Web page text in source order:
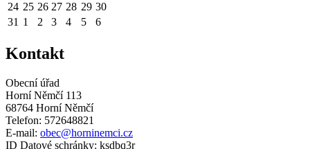
24 25 26 27 28 29 30
31 1 2 3 4 5 6
Kontakt
Obecní úřad
Horní Němčí 113
68764 Horní Němčí
Telefon: 572648821
E-mail: obec@horninemci.cz
ID Datové schránky: ksdbq3r